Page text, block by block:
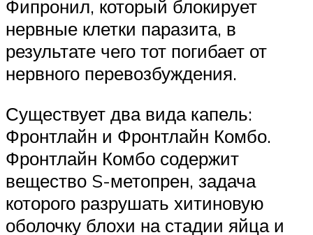
Фипронил, который блокирует
нервные клетки паразита, в
результате чего тот погибает от
нервного перевозбуждения.
Существует два вида капель:
Фронтлайн и Фронтлайн Комбо.
Фронтлайн Комбо содержит
вещество S-метопрен, задача
которого разрушать хитиновую
оболочку блохи на стадии яйца и